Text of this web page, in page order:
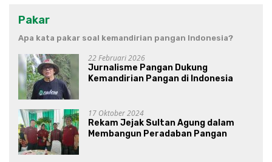
Pakar
Apa kata pakar soal kemandirian pangan Indonesia?
22 Februari 2026
Jurnalisme Pangan Dukung
Kemandirian Pangan di Indonesia
17 Oktober 2024
Rekam Jejak Sultan Agung dalam
Membangun Peradaban Pangan